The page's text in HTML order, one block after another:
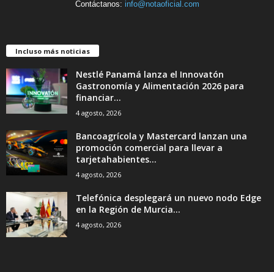
Contáctanos: info@notaoficial.com
Incluso más noticias
Nestlé Panamá lanza el Innovatón
Gastronomía y Alimentación 2026 para
financiar...
4 agosto, 2026
Bancoagrícola y Mastercard lanzan una
promoción comercial para llevar a
tarjetahabientes...
4 agosto, 2026
Telefónica desplegará un nuevo nodo Edge
en la Región de Murcia...
4 agosto, 2026